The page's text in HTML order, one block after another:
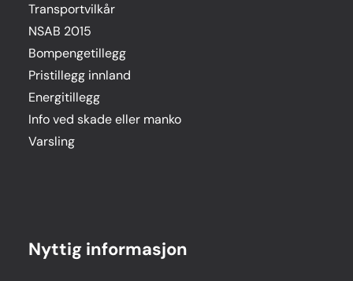
Transportvilkår
NSAB 2015
Bompengetillegg
Pristillegg innland
Energitillegg
Info ved skade eller manko
Varsling
Nyttig informasjon